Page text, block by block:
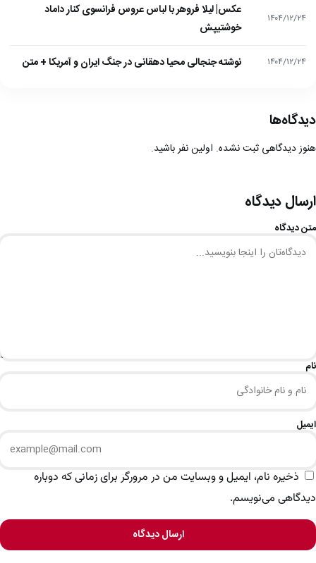
۱۴۰۴/۱۲/۲۴
عکس| لیلا فروهر با لباس عروس فرانسوی کنار داماد
خوشتیپش
۱۴۰۴/۱۲/۲۴ نوشته جنجالی محیا دهقانی در جنگ ایران و آمریکا + متن
دیدگاه‌ها
هنوز دیدگاهی ثبت نشده. اولین نفر باشید.
ارسال دیدگاه
متن دیدگاه
نام
ایمیل
ذخیره نام، ایمیل و وبسایت من در مرورگر برای زمانی که دوباره
دیدگاهی می‌نویسم.
ارسال دیدگاه